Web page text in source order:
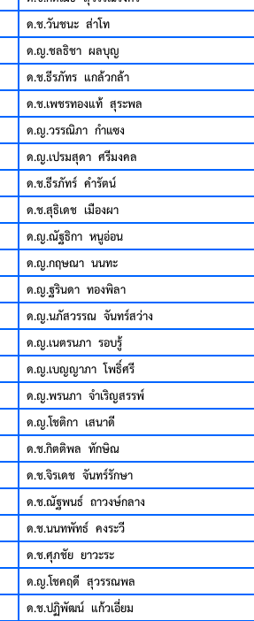
ด.ช.วันชนะ ส่าโท
ด.ญ.ชลธิชา ผลบุญ
ด.ช.ธีรภัทร แกล้วกล้า
ด.ช.เพชรทองแท้ สุระพล
ด.ญ.วรรณิภา กำแซง
ด.ญ.เปรมสุดา ศรีมงคล
ด.ช.ธีรภัทร์ คำรัตน์
ด.ช.สุธิเดช เมืองผา
ด.ญ.ณัฐธิกา หนูอ่อน
ด.ญ.กฤษณา นนทะ
ด.ญ.ฐรินดา ทองพิลา
ด.ญ.นภัสวรรณ จันทร์สว่าง
ด.ญ.เนตรนภา รอบรู้
ด.ญ.เบญญาภา โพธิ์ศรี
ด.ญ.พรนภา จำเริญสรรพ์
ด.ญ.โชติกา เสนาดี
ด.ช.กิตติพล ทักษิณ
ด.ช.จิรเดช จันทร์รักษา
ด.ช.ณัฐพนธ์ ถาวงษ์กลาง
ด.ช.นนทพัทธ์ คงระวี
ด.ช.ศุภชัย ยาวะระ
ด.ญ.โชคฤดี สุวรรณพล
ด.ช.ปฏิพัฒน์ แก้วเอี่ยม